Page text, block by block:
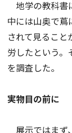
地学の教科書
中には山奥で蔦
されて見ること
労したという。
を調査した。
実物目の前に
展示ではまず